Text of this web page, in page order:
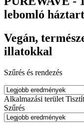
lebomló
Vegán,
illatokkal
Szűrés és rendezés
Alkalmazási terület
Szűrés